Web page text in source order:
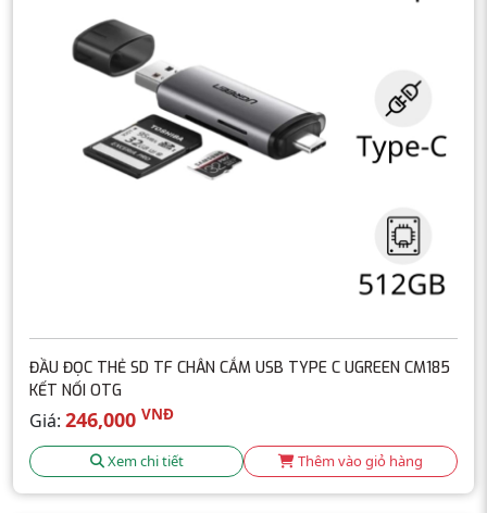
ĐẦU ĐỌC THẺ SD TF CHÂN CẮM USB TYPE C UGREEN CM185
KẾT NỐI OTG
Giá: 246,000 VNĐ
Xem chi tiết Thêm vào giỏ hàng